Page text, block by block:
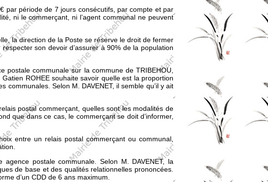
par période de 7 jours consécutifs, par compte et par
ni le commerçant, ni l’agent communal ne peuvent
la direction de la Poste se réserve le droit de fermer
son devoir d’assurer à 90% de la population
postale communale sur la commune de TRIBEHOU,
ROHEE souhaite savoir quelle est la proportion
Selon M. DAVENET, il semble qu’il y ait
postal commerçant, quelles sont les modalités de
que dans ce cas, le commerçant se doit d’informer,
entre un relais postal commerçant ou communal,
postale communale. Selon M. DAVENET, la
de base et des qualités relationnelles prononcées.
d’un CDD de 6 ans maximum.